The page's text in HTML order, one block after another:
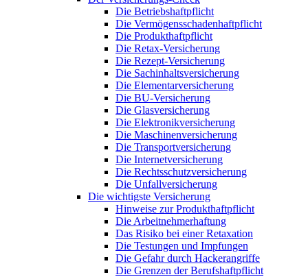
Die Betriebshaftpflicht
Die Vermögensschadenhaftpflicht
Die Produkthaftpflicht
Die Retax-Versicherung
Die Rezept-Versicherung
Die Sachinhaltsversicherung
Die Elementarversicherung
Die BU-Versicherung
Die Glasversicherung
Die Elektronikversicherung
Die Maschinenversicherung
Die Transportversicherung
Die Internetversicherung
Die Rechtsschutzversicherung
Die Unfallversicherung
Die wichtigste Versicherung
Hinweise zur Produkthaftpflicht
Die Arbeitnehmerhaftung
Das Risiko bei einer Retaxation
Die Testungen und Impfungen
Die Gefahr durch Hackerangriffe
Die Grenzen der Berufshaftpflicht